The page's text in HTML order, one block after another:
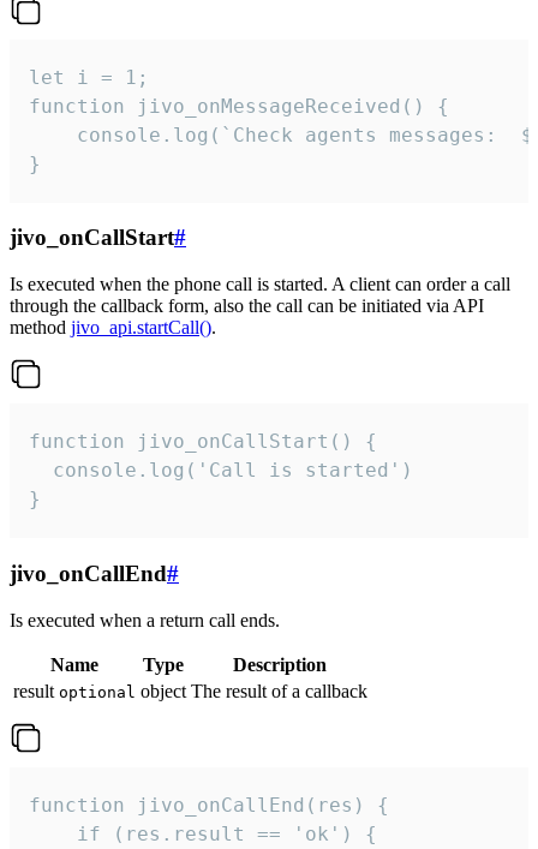
let i = 1;
function jivo_onMessageReceived() {
}
jivo_onCallStart#
Is executed when the phone call is started. A client can order a call
through the callback form, also the call can be initiated via API
method jivo_api.startCall().
function jivo_onCallStart() {
  console.log('Call is started')
}
jivo_onCallEnd#
Is executed when a return call ends.
Name Type
Description
result optional object The result of a callback
function jivo_onCallEnd(res) {
    if (res.result == 'ok') {